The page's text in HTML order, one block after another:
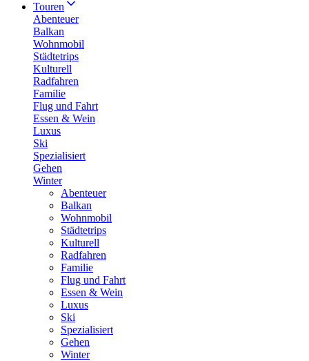
Touren
Abenteuer
Balkan
Wohnmobil
Städtetrips
Kulturell
Radfahren
Familie
Flug und Fahrt
Essen & Wein
Luxus
Ski
Spezialisiert
Gehen
Winter
Abenteuer
Balkan
Wohnmobil
Städtetrips
Kulturell
Radfahren
Familie
Flug und Fahrt
Essen & Wein
Luxus
Ski
Spezialisiert
Gehen
Winter